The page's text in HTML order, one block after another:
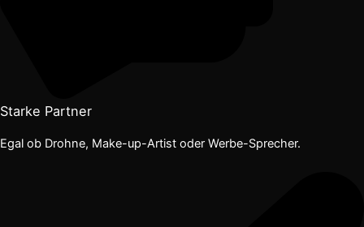
Starke Partner
Egal ob Drohne, Make-up-Artist oder Werbe-Sprecher.